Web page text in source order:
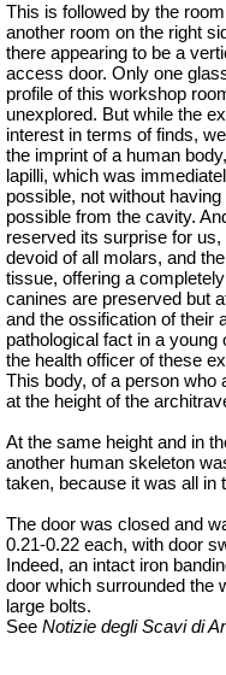
This is followed by the
another room on the right
there appearing to be a
access door. Only one
profile of this workshop
unexplored. But while the
interest in terms of finds,
the imprint of a human
lapilli, which was
possible, not without
possible from the cavity.
reserved its surprise for
devoid of all molars, and
tissue, offering a
canines are preserved but
and the ossification of their
pathological fact in a young
the health officer of these
This body, of a person who
at the height of the
At the same height and in
another human skeleton
taken, because it was all in
The door was closed and
0.21-0.22 each, with door
Indeed, an intact iron
door which surrounded the
large bolts.
See Notizie degli Scavi di